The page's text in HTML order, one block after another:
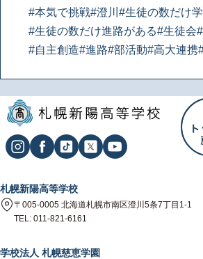
#本気で挑戦#澄川 #生徒の数だけ
#生徒の数だけ進路がある#生徒会
#自主創造#進路#部活動#高大連携
札幌新陽高等学校
〒005-0005 北海道札幌市南区澄川5条7丁目1-1
TEL: 011-821-6161
学校法人 札幌慈恵学園